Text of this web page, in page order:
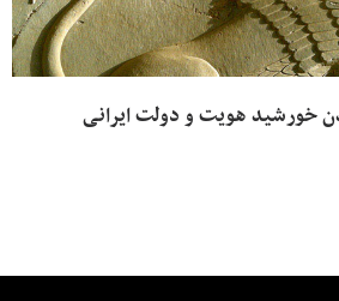
خورشید هویت و دولت ایرانی